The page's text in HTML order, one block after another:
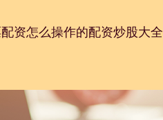
资怎么操作的配资炒股大全